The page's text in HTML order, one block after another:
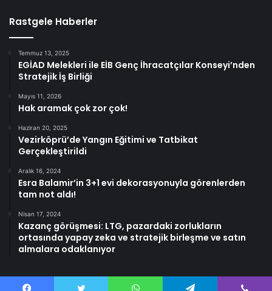
Rastgele Haberler
Temmuz 13, 2025
EGİAD Melekleri ile EİB Genç İhracatçılar Konseyi’nden
Stratejik İş Birliği
Mayıs 11, 2026
Hak aramak çok zor çok!
Haziran 20, 2025
Vezirköprü’de Yangın Eğitimi ve Tatbikat
Gerçekleştirildi
Aralık 16, 2024
Esra Balamir’in 3+1 evi dekorasyonuyla görenlerden
tam not aldı!
Nisan 17, 2024
Kazanç görüşmesi: LTG, pazardaki zorlukların
ortasında yapay zeka ve stratejik birleşme ve satın
almalara odaklanıyor